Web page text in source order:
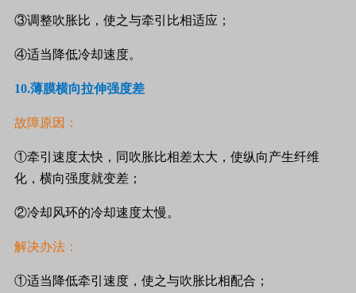
③调整吹胀比，使之与牵引比相适应；
④适当降低冷却速度。
10.薄膜横向拉伸强度差
故障原因：
①牵引速度太快，同吹胀比相差太大，使纵向产生纤维
化，横向强度就变差；
②冷却风环的冷却速度太慢。
解决办法：
①适当降低牵引速度，使之与吹胀比相配合；